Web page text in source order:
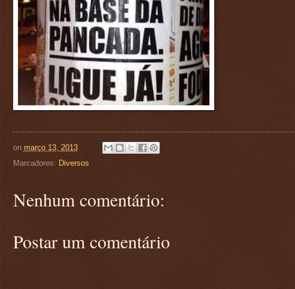
on março 13, 2013
Marcadores: Diversos
Nenhum comentário:
Postar um comentário